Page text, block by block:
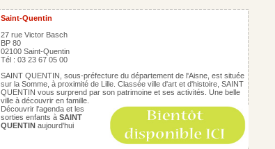
Saint-Quentin
27 rue Victor Basch
BP 80
02100 Saint-Quentin
Tél : 03 23 67 05 00
SAINT QUENTIN, sous-préfecture du département de l'Aisne, est située
sur la Somme, à proximité de Lille. Classée ville d'art et d'histoire, SAINT
QUENTIN vous surprend par son patrimoine et ses activités. Une belle
ville à découvrir en famille.
Découvrir l'agenda et les
sorties enfants à SAINT
QUENTIN aujourd'hui